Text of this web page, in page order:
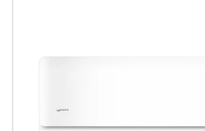
Мултисплит системи